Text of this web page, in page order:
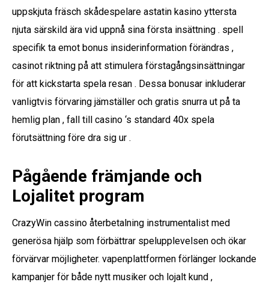
uppskjuta fräsch skådespelare astatin kasino yttersta
njuta särskild ära vid uppnå sina första insättning . spell
specifik ta emot bonus insiderinformation förändras ,
casinot riktning på att stimulera förstagångsinsättningar
för att kickstarta spela resan . Dessa bonusar inkluderar
vanligtvis förvaring jämställer och gratis snurra ut på ta
hemlig plan , fall till casino ‘s standard 40x spela
förutsättning före dra sig ur .
Pågående främjande och
Lojalitet program
CrazyWin cassino återbetalning instrumentalist med
generösa hjälp som förbättrar spelupplevelsen och ökar
förvärvar möjligheter. vapenplattformen förlänger lockande
kampanjer för både nytt musiker och lojalt kund ,